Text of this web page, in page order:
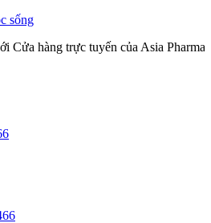
sống
trực tuyến của Asia Pharma